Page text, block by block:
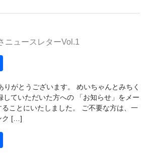
・送料について
ニュースレターVol.1
有
がとうございます。 めいちゃんとみちく
していただいた方への 「お知らせ」をメー
ことにいたしました。 ご不要な方は、一
ク […]